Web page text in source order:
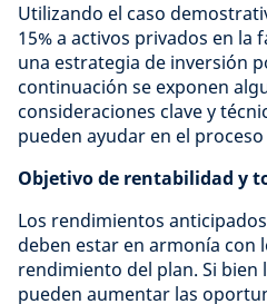
Utilizando el caso
15% a activos privados en la
una estrategia de inversión
continuación se exponen
consideraciones clave y
pueden ayudar en el
Objetivo de rentabilidad y
Los rendimientos
deben estar en armonía con
rendimiento del plan. Si bien
pueden aumentar las